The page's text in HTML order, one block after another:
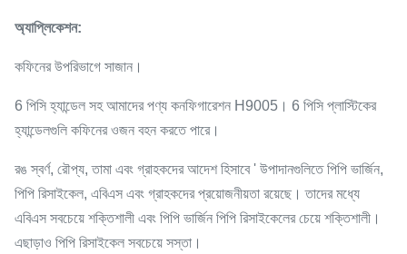
অ্যাপ্লিকেশন:
কফিনের উপরিভাগে সাজান।
6 পিসি হ্যান্ডেল সহ আমাদের পণ্য কনফিগারেশন H9005। 6 পিসি প্লাস্টিকের
হ্যান্ডেলগুলি কফিনের ওজন বহন করতে পারে।
রঙ স্বর্ণ, রৌপ্য, তামা এবং গ্রাহকদের আদেশ হিসাবে ' উপাদানগুলিতে পিপি ভার্জিন,
পিপি রিসাইকেল, এবিএস এবং গ্রাহকদের প্রয়োজনীয়তা রয়েছে। তাদের মধ্যে
এবিএস সবচেয়ে শক্তিশালী এবং পিপি ভার্জিন পিপি রিসাইকেলের চেয়ে শক্তিশালী।
এছাড়াও পিপি রিসাইকেল সবচেয়ে সস্তা।